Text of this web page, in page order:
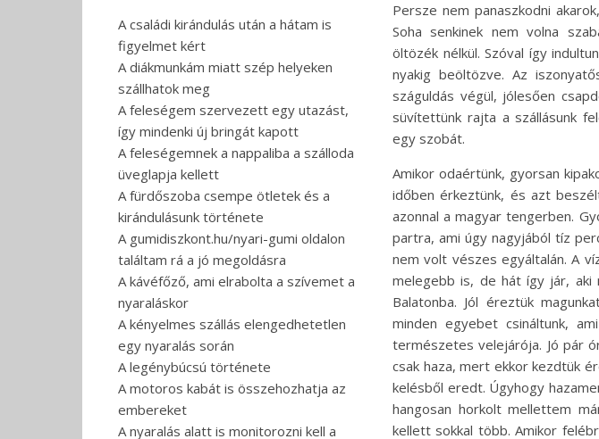
A családi kirándulás után a hátam is
figyelmet kért
A diákmunkám miatt szép helyeken
szállhatok meg
A feleségem szervezett egy utazást,
így mindenki új bringát kapott
A feleségemnek a nappaliba a szálloda
üveglapja kellett
A fürdőszoba csempe ötletek és a
kirándulásunk története
A gumidiszkont.hu/nyari-gumi oldalon
találtam rá a jó megoldásra
A kávéfőző, ami elrabolta a szívemet a
nyaraláskor
A kényelmes szállás elengedhetetlen
egy nyaralás során
A legénybúcsú története
A motoros kabát is összehozhatja az
embereket
A nyaralás alatt is monitorozni kell a
Persze nem panaszkodni
Soha senkinek nem volna
öltözék nélkül. Szóval így
nyakig beöltözve. Az
száguldás végül, jólesően
süvítettünk rajta a szállásunk
egy szobát.
Amikor odaértünk, gyorsan
időben érkeztünk, és azt
azonnal a magyar tengerben.
partra, ami úgy nagyjából tíz
nem volt vészes egyáltalán. A
melegebb is, de hát így jár, aki
Balatonba. Jól éreztük
minden egyebet csináltunk,
természetes velejárója. Jó pár
csak haza, mert ekkor kezdtük
kelésből eredt. Úgyhogy
hangosan horkolt mellettem
kellett sokkal több. Amikor